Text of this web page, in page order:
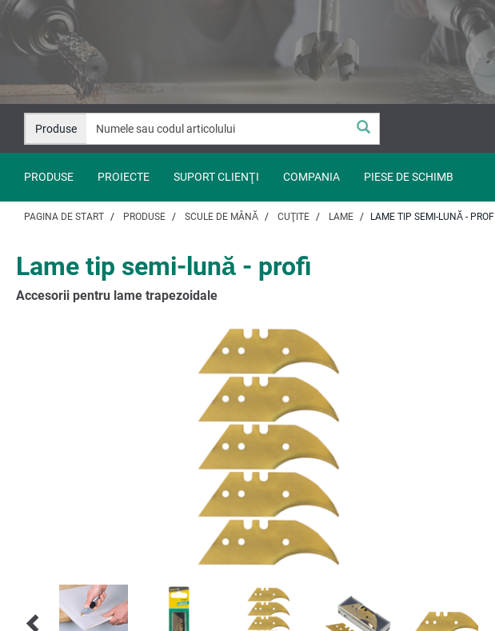
Salt
conținut
Salt
navigare
Produse
PRODUSE PROIECTE SUPORT CLIENŢI COMPANIA PIESE DE SCHIMB
PAGINA DE START PRODUSE SCULE DE MÂNĂ CUŢITE LAME LAME TIP SEMI-LUNĂ - PROFI
Lame tip semi-lună - profi
Accesorii pentru lame trapezoidale